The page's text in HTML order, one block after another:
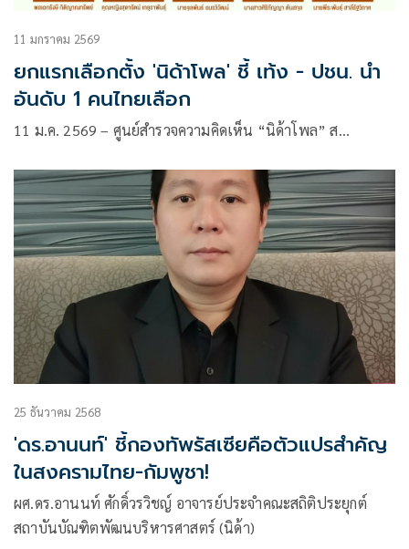
11 มกราคม 2569
ยกแรกเลือกตั้ง 'นิด้าโพล' ชี้ เท้ง - ปชน. นำ
อันดับ 1 คนไทยเลือก
11 ม.ค. 2569 – ศูนย์สำรวจความคิดเห็น “นิด้าโพล” ส…
25 ธันวาคม 2568
'ดร.อานนท์' ชี้กองทัพรัสเซียคือตัวแปรสำคัญ
ในสงครามไทย-กัมพูชา!
ผศ.ดร.อานนท์ ศักดิ์วรวิชญ์ อาจารย์ประจำคณะสถิติประยุกต์
สถาบันบัณฑิตพัฒนบริหารศาสตร์ (นิด้า)